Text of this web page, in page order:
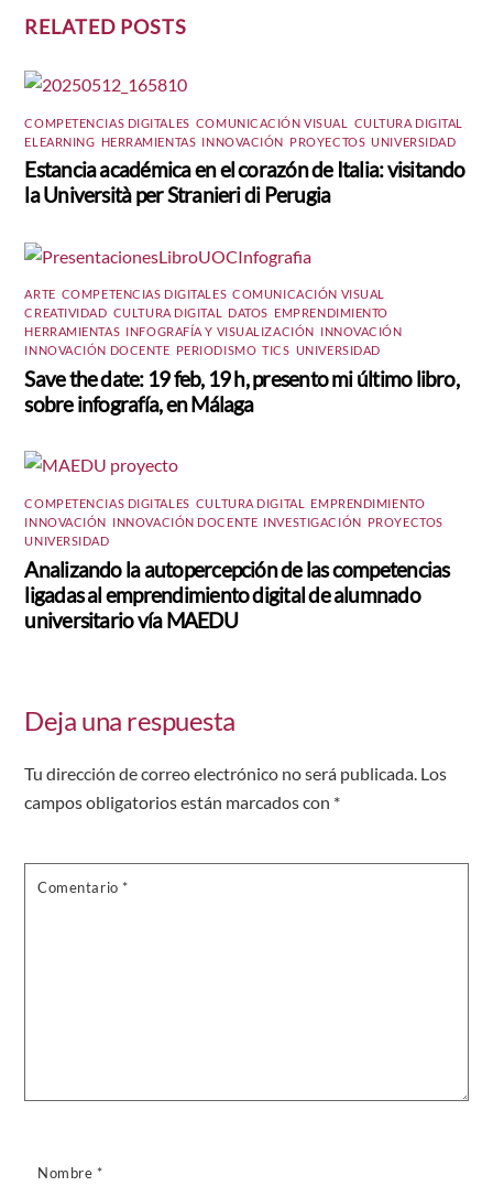
RELATED POSTS
COMPETENCIAS DIGITALES COMUNICACIÓN VISUAL CULTURA DIGITAL
ELEARNING HERRAMIENTAS INNOVACIÓN PROYECTOS ,UNIVERSIDAD
Estancia académica en el corazón de Italia: visitando
la Università per Stranieri di Perugia
ARTE COMPETENCIAS DIGITALES ,COMUNICACIÓN VISUAL
CREATIVIDAD CULTURA DIGITAL DATOS EMPRENDIMIENTO
HERRAMIENTAS INFOGRAFÍA Y VISUALIZACIÓN INNOVACIÓN
INNOVACIÓN DOCENTE PERIODISMO ,TICS UNIVERSIDAD
Save the date: 19 feb, 19 h, presento mi último libro,
sobre infografía, en Málaga
COMPETENCIAS DIGITALES CULTURA DIGITAL EMPRENDIMIENTO
INNOVACIÓN INNOVACIÓN DOCENTE INVESTIGACIÓN PROYECTOS
UNIVERSIDAD
Analizando la autopercepción de las competencias
ligadas al emprendimiento digital de alumnado
universitario vía MAEDU
Deja una respuesta
Tu dirección de correo electrónico no será publicada. Los
campos obligatorios están marcados con *
Comentario *
Nombre *